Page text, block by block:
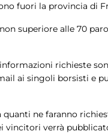
fuori la provincia di
superiore alle 70
richieste
ai singoli borsisti e
ne faranno
vincitori verrà